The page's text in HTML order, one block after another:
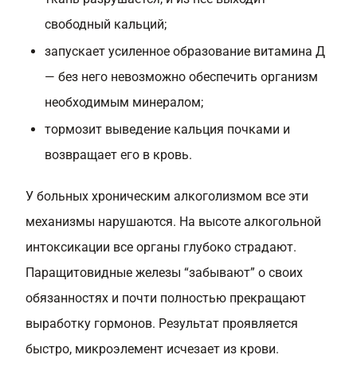
свободный кальций;
запускает усиленное образование витамина Д
— без него невозможно обеспечить организм
необходимым минералом;
тормозит выведение кальция почками и
возвращает его в кровь.
У больных хроническим алкоголизмом все эти
механизмы нарушаются. На высоте алкогольной
интоксикации все органы глубоко страдают.
Паращитовидные железы “забывают” о своих
обязанностях и почти полностью прекращают
выработку гормонов. Результат проявляется
быстро, микроэлемент исчезает из крови.